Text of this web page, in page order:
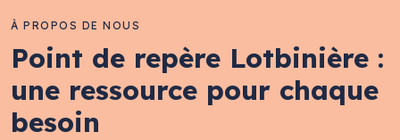
À PROPOS DE NOUS
Point de repère Lotbinière :
une ressource pour chaque
besoin